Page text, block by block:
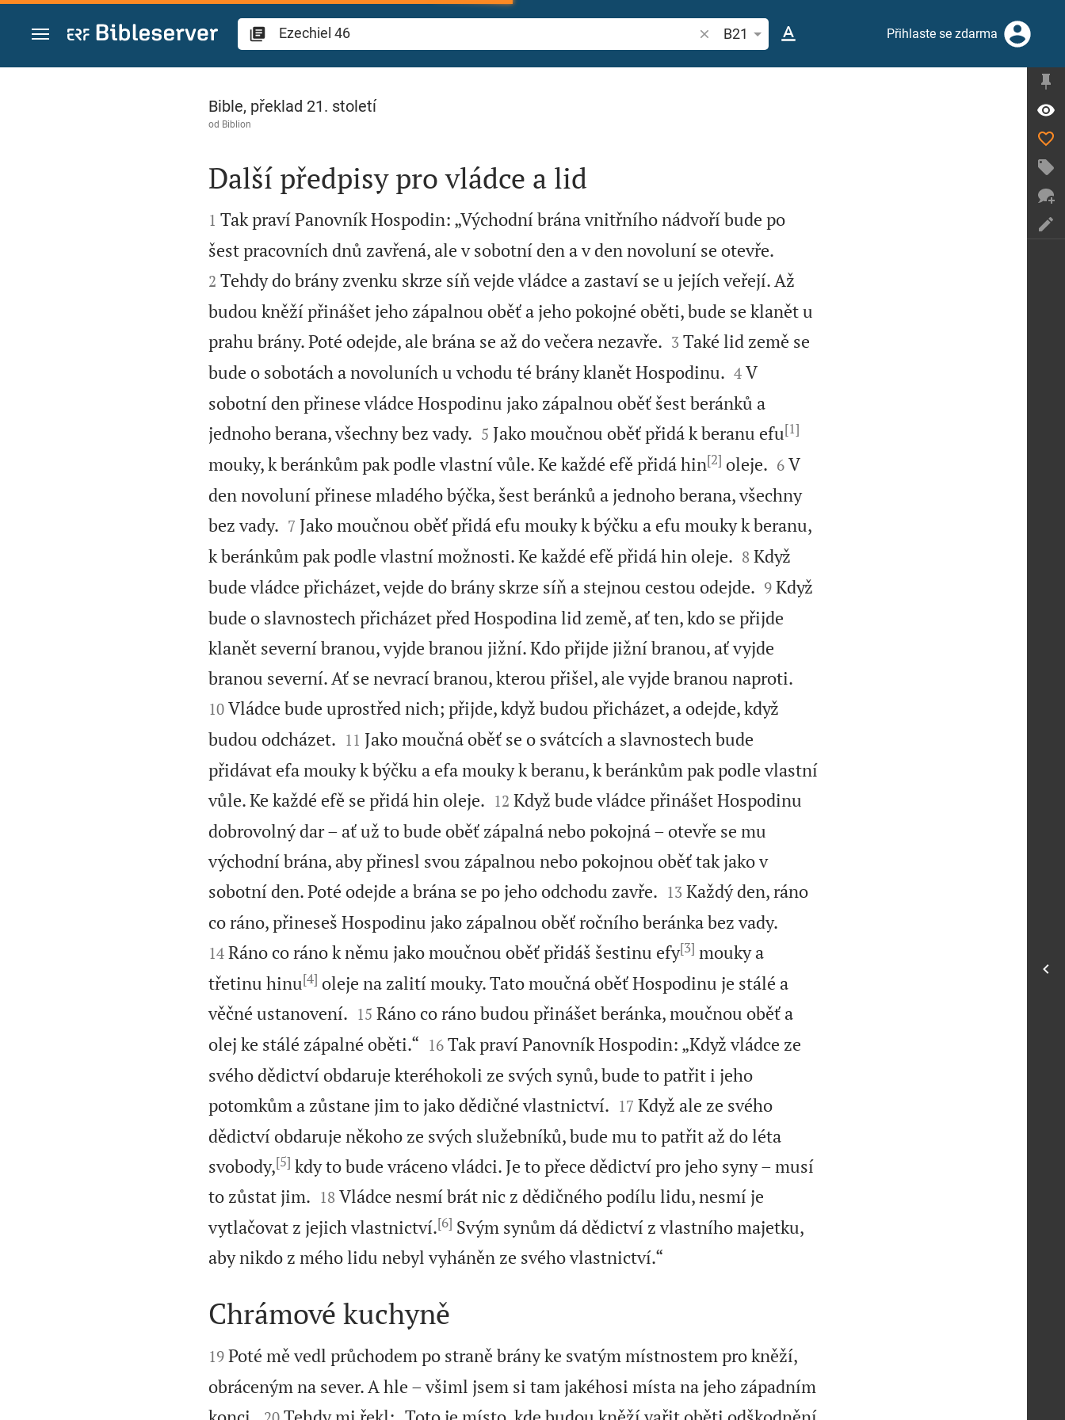
Přejít na obsah
Vyhledat biblický verš nebo slovo
B21 Přihlaste se zdarma
Ezechiel 46
Bible, překlad 21. století
od Biblion

Další předpisy pro vládce a lid

1 Tak praví Panovník Hospodin: „Východní brána vnitřního nádvoří bude po
šest pracovních dnů zavřená, ale v sobotní den a v den novoluní se otevře.
2 Tehdy do brány zvenku skrze síň vejde vládce a zastaví se u jejích veřejí. Až
budou kněží přinášet jeho zápalnou oběť a jeho pokojné oběti, bude se klanět u
prahu brány. Poté odejde, ale brána se až do večera nezavře.
3 Také lid země se
bude o sobotách a novoluních u vchodu té brány klanět Hospodinu.
4 V
sobotní den přinese vládce Hospodinu jako zápalnou oběť šest beránků a
jednoho berana, všechny bez vady.
5 Jako moučnou oběť přidá k beranu efu[1]
mouky, k beránkům pak podle vlastní vůle. Ke každé efě přidá hin[2] oleje.
6 V
den novoluní přinese mladého býčka, šest beránků a jednoho berana, všechny
bez vady.
7 Jako moučnou oběť přidá efu mouky k býčku a efu mouky k beranu,
k beránkům pak podle vlastní možnosti. Ke každé efě přidá hin oleje.
8 Když
bude vládce přicházet, vejde do brány skrze síň a stejnou cestou odejde.
9 Když
bude o slavnostech přicházet před Hospodina lid země, ať ten, kdo se přijde
klanět severní branou, vyjde branou jižní. Kdo přijde jižní branou, ať vyjde
branou severní. Ať se nevrací branou, kterou přišel, ale vyjde branou naproti.
10 Vládce bude uprostřed nich; přijde, když budou přicházet, a odejde, když
budou odcházet.
11 Jako moučná oběť se o svátcích a slavnostech bude
přidávat efa mouky k býčku a efa mouky k beranu, k beránkům pak podle vlastní
vůle. Ke každé efě se přidá hin oleje.
12 Když bude vládce přinášet Hospodinu
dobrovolný dar – ať už to bude oběť zápalná nebo pokojná – otevře se mu
východní brána, aby přinesl svou zápalnou nebo pokojnou oběť tak jako v
sobotní den. Poté odejde a brána se po jeho odchodu zavře.
13 Každý den, ráno
co ráno, přineseš Hospodinu jako zápalnou oběť ročního beránka bez vady.
14 Ráno co ráno k němu jako moučnou oběť přidáš šestinu efy[3] mouky a
třetinu hinu[4] oleje na zalití mouky. Tato moučná oběť Hospodinu je stálé a
věčné ustanovení.
15 Ráno co ráno budou přinášet beránka, moučnou oběť a
olej ke stálé zápalné oběti.“
16 Tak praví Panovník Hospodin: „Když vládce ze
svého dědictví obdaruje kteréhokoli ze svých synů, bude to patřit i jeho
potomkům a zůstane jim to jako dědičné vlastnictví.
17 Když ale ze svého
dědictví obdaruje někoho ze svých služebníků, bude mu to patřit až do léta
svobody,[5] kdy to bude vráceno vládci. Je to přece dědictví pro jeho syny – musí
to zůstat jim.
18 Vládce nesmí brát nic z dědičného podílu lidu, nesmí je
vytlačovat z jejich vlastnictví.[6] Svým synům dá dědictví z vlastního majetku,
aby nikdo z mého lidu nebyl vyháněn ze svého vlastnictví.“

Chrámové kuchyně

19 Poté mě vedl průchodem po straně brány ke svatým místnostem pro kněží,
obráceným na sever. A hle – všiml jsem si tam jakéhosi místa na jeho západním

